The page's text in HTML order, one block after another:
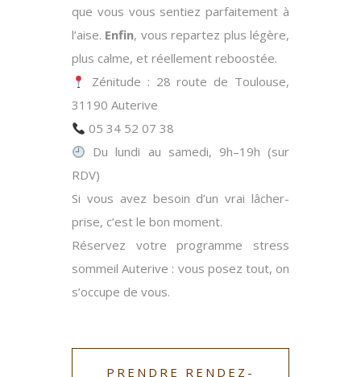
que vous vous sentiez parfaitement à
l’aise. Enfin, vous repartez plus légère,
plus calme, et réellement reboostée.
Zénitude : 28 route de Toulouse,
31190 Auterive
05 34 52 07 38
Du lundi au samedi, 9h–19h (sur
RDV)
Si vous avez besoin d’un vrai lâcher-
prise, c’est le bon moment.
Réservez votreprogramme stress
sommeil Auterive : vous posez tout, on
s’occupe de vous.
PRENDRE RENDEZ-